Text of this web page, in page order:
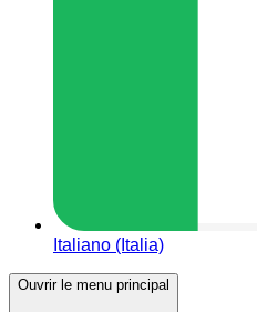
Italiano (Italia)
Ouvrir le menu principal